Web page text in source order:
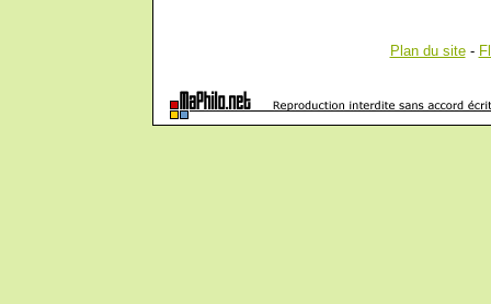
Plan du site-